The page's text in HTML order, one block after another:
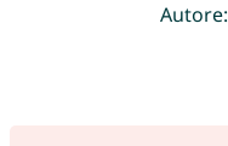
Autore: